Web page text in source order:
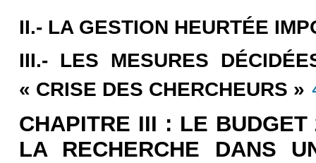
II.- LA GESTION HEURTÉE
III.- LES MESURES
« CRISE DES CHERCHEURS »
CHAPITRE III : LE
LA RECHERCHE DANS